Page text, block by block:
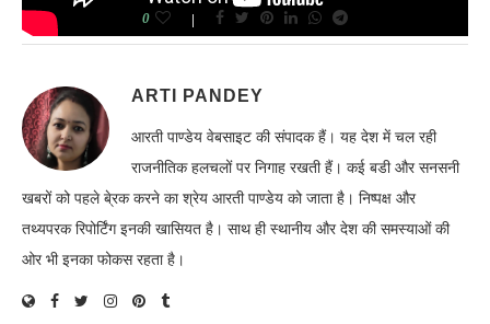
0
ARTI PANDEY
आरती पाण्डेय वेबसाइट की संपादक हैं। यह देश में चल रही
राजनीतिक हलचलों पर निगाह रखती हैं। कई बडी और सनसनी
खबरों को पहले बे्रक करने का श्रेय आरती पाण्डेय को जाता है। निष्पक्ष और
तथ्यपरक रिपोर्टिंग इनकी खासियत है। साथ ही स्थानीय और देश की समस्याओं की
ओर भी इनका फोकस रहता है।